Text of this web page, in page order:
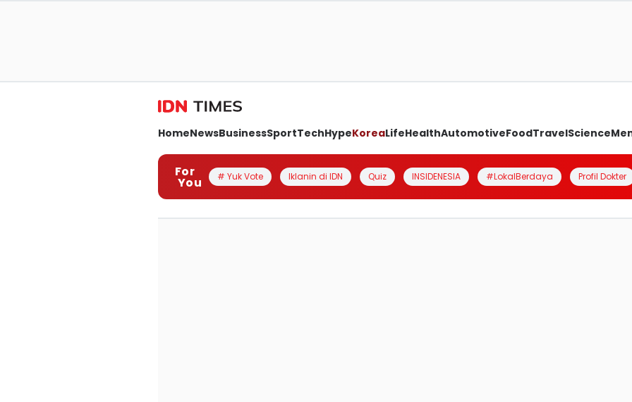
HomeNewsBusinessSportTechHypeKoreaLifeHealthAutomotiveFoodTravelScience
For
You # Yuk Vote Iklanin di IDN Quiz INSIDENESIA #LokalBerdaya Profil Dokter